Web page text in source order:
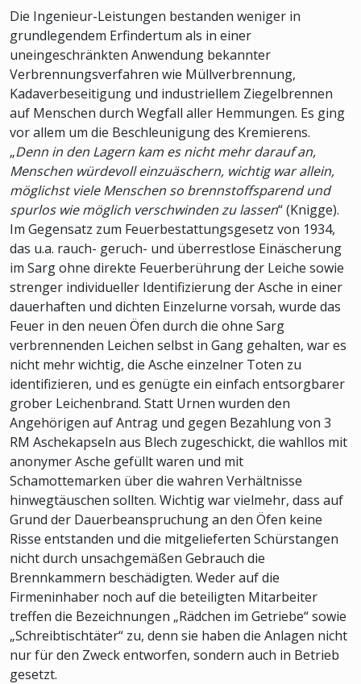
Die Ingenieur-Leistungen bestanden weniger in
grundlegendem Erfindertum als in einer
uneingeschränkten Anwendung bekannter
Verbrennungsverfahren wie Müllverbrennung,
Kadaverbeseitigung und industriellem Ziegelbrennen
auf Menschen durch Wegfall aller Hemmungen. Es ging
vor allem um die Beschleunigung des Kremierens.
„Denn in den Lagern kam es nicht mehr darauf an,
Menschen würdevoll einzuäschern, wichtig war allein,
möglichst viele Menschen so brennstoffsparend und
spurlos wie möglich verschwinden zu lassen“ (Knigge).
Im Gegensatz zum Feuerbestattungsgesetz von 1934,
das u.a. rauch- geruch- und überrestlose Einäscherung
im Sarg ohne direkte Feuerberührung der Leiche sowie
strenger individueller Identifizierung der Asche in einer
dauerhaften und dichten Einzelurne vorsah, wurde das
Feuer in den neuen Öfen durch die ohne Sarg
verbrennenden Leichen selbst in Gang gehalten, war es
nicht mehr wichtig, die Asche einzelner Toten zu
identifizieren, und es genügte ein einfach entsorgbarer
grober Leichenbrand. Statt Urnen wurden den
Angehörigen auf Antrag und gegen Bezahlung von 3
RM Aschekapseln aus Blech zugeschickt, die wahllos mit
anonymer Asche gefüllt waren und mit
Schamottemarken über die wahren Verhältnisse
hinwegtäuschen sollten. Wichtig war vielmehr, dass auf
Grund der Dauerbeanspruchung an den Öfen keine
Risse entstanden und die mitgelieferten Schürstangen
nicht durch unsachgemäßen Gebrauch die
Brennkammern beschädigten. Weder auf die
Firmeninhaber noch auf die beteiligten Mitarbeiter
treffen die Bezeichnungen „Rädchen im Getriebe“ sowie
„Schreibtischtäter“ zu, denn sie haben die Anlagen nicht
nur für den Zweck entworfen, sondern auch in Betrieb
gesetzt.